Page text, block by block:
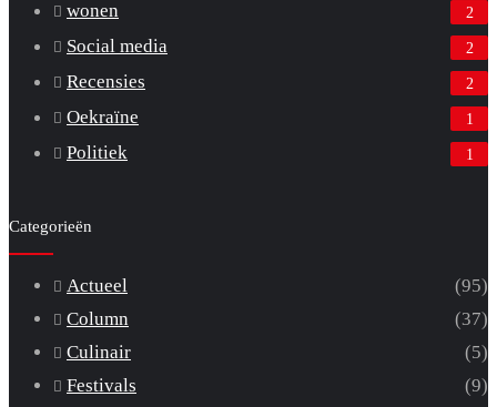
wonen 2
Social media 2
Recensies 2
Oekraïne 1
Politiek 1
Categorieën
Actueel
(95)
Column
(37)
Culinair
(5)
Festivals
(9)